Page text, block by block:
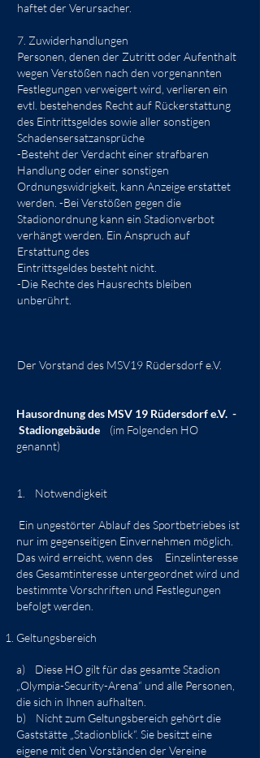
haftet der Verursacher.
7. Zuwiderhandlungen
Personen, denen der Zutritt oder Aufenthalt
wegen Verstößen nach den vorgenannten
Festlegungen verweigert wird, verlieren ein
evtl. bestehendes Recht auf Rückerstattung
des Eintrittsgeldes sowie aller sonstigen
Schadensersatzansprüche
-Besteht der Verdacht einer strafbaren
Handlung oder einer sonstigen
Ordnungswidrigkeit, kann Anzeige erstattet
werden. -Bei Verstößen gegen die
Stadionordnung kann ein Stadionverbot
verhängt werden. Ein Anspruch auf
Erstattung des
Eintrittsgeldes besteht nicht.
-Die Rechte des Hausrechts bleiben
unberührt.
Der Vorstand des MSV19 Rüdersdorf e.V.
Hausordnung des MSV 19 Rüdersdorf e.V. -
Stadiongebäude
(im Folgenden HO
genannt)
1. Notwendigkeit
Ein ungestörter Ablauf des Sportbetriebes ist
nur im gegenseitigen Einvernehmen möglich.
Das wird erreicht, wenn des Einzelinteresse
des Gesamtinteresse untergeordnet wird und
bestimmte Vorschriften und Festlegungen
befolgt werden.
Geltungsbereich
a) Diese HO gilt für das gesamte Stadion
„Olympia-Security-Arena“ und alle Personen,
die sich in Ihnen aufhalten.
b) Nicht zum Geltungsbereich gehört die
Gaststätte „Stadionblick“. Sie besitzt eine
eigene mit den Vorständen der Vereine